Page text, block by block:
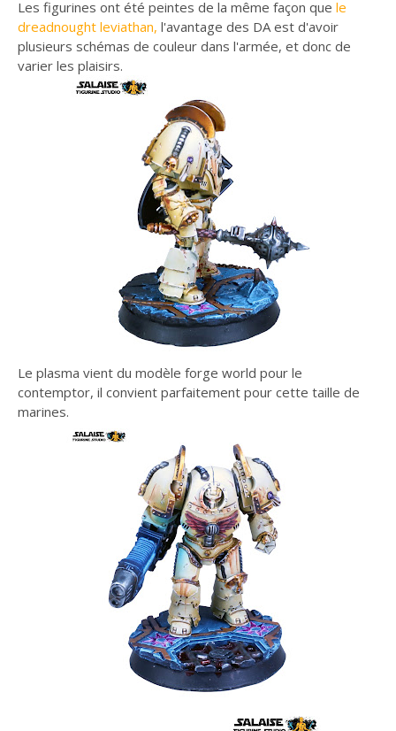
Les figurines ont été peintes de la même façon que le
dreadnought leviathan, l'avantage des DA est d'avoir
plusieurs schémas de couleur dans l'armée, et donc de
varier les plaisirs.
Le plasma vient du modèle forge world pour le
contemptor, il convient parfaitement pour cette taille de
marines.